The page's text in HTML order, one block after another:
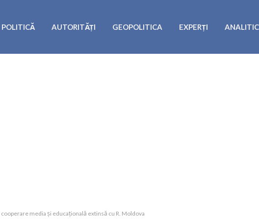
POLITICĂ AUTORITĂȚI GEOPOLITICA EXPERȚI
media și educațională extinsă cu R. Moldova